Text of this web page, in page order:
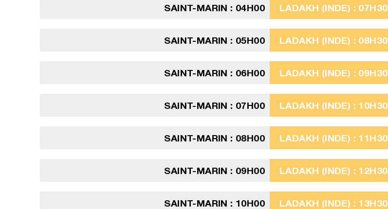
SAINT-MARIN : 04H00 LADAKH (INDE) : 07H30
SAINT-MARIN : 05H00 LADAKH (INDE) : 08H30
SAINT-MARIN : 06H00 LADAKH (INDE) : 09H30
SAINT-MARIN : 07H00 LADAKH (INDE) : 10H30
SAINT-MARIN : 08H00 LADAKH (INDE) : 11H30
SAINT-MARIN : 09H00 LADAKH (INDE) : 12H30
SAINT-MARIN : 10H00 LADAKH (INDE) : 13H30